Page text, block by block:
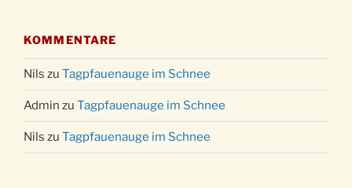
KOMMENTARE
Nils zu Tagpfauenauge im Schnee
Admin zu Tagpfauenauge im Schnee
Nils zu Tagpfauenauge im Schnee